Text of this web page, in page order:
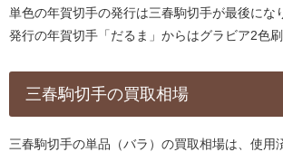
単色の年賀切手の発行は三春駒切手が最後にな
発行の年賀切手「だるま」からはグラビア2色刷
三春駒切手の買取相場
三春駒切手の単品（バラ）の買取相場は、使用